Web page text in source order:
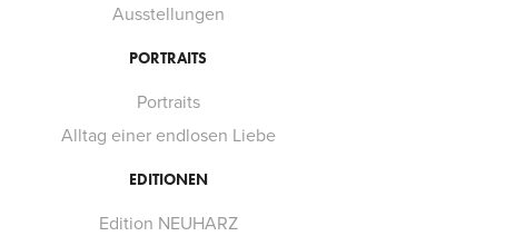
Ausstellungen
PORTRAITS
Portraits
Alltag einer endlosen Liebe
EDITIONEN
Edition NEUHARZ